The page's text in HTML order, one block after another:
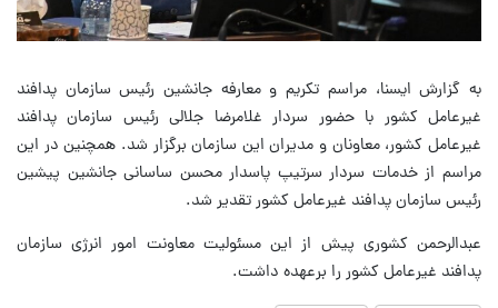
به گزارش ایسنا، مراسم تکریم و معارفه جانشین رئیس سازمان پدافند
غیرعامل کشور با حضور سردار غلامرضا جلالی رئیس سازمان پدافند
غیرعامل کشور، معاونان و مدیران این سازمان برگزار شد. همچنین در این
مراسم از خدمات سردار سرتیپ پاسدار محسن ساسانی جانشین پیشین
رئیس سازمان پدافند غیرعامل کشور تقدیر شد.
عبدالرحمن کشوری پیش از این مسئولیت معاونت امور انرژی سازمان
پدافند غیرعامل کشور را برعهده داشت.